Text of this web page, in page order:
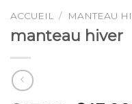
ACCUEIL / MANTEAU
manteau hiver